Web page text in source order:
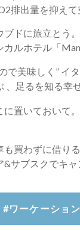
排出量を抑えて
ブドに旅立とう
カルホテル「
で美味しく” イ
、足るを知る幸
に置いておいて
も買わずに借り
&サブスクでキャ
#ワーケーション